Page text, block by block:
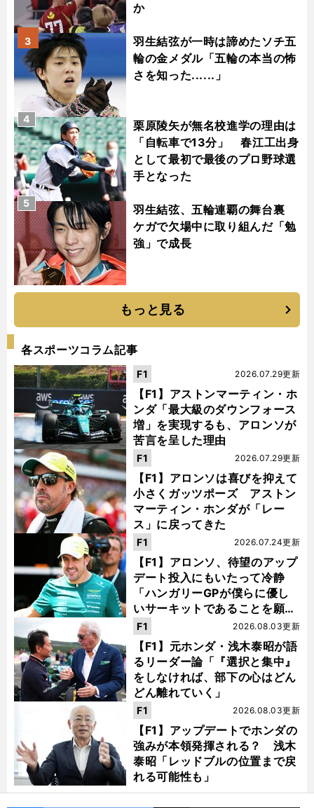
か
羽生結弦が一時は諦めたソチ五
輪の金メダル「五輪の本当の怖
さを知った......」
3
栗原陵矢が無名校進学の理由は
「自転車で13分」 春江工出身
として最初で最後のプロ野球選
手となった
4
羽生結弦、五輪連覇の舞台裏
ケガで欠場中に取り組んだ「勉
強」で成長
5
もっと見る
各スポーツコラム記事
【F1】アストンマーティン・ホ
ンダ「最大級のダウンフォース
増」を実現するも、アロンソが
苦言を呈した理由
2026.07.29更新
F1
【F1】アロンソは喜びを抑えて
小さくガッツポーズ アストン
マーティン・ホンダが「レー
ス」に戻ってきた
2026.07.29更新
F1
【F1】アロンソ、待望のアップ
デート投入にもいたって冷静
「ハンガリーGPが僕らに優し
いサーキットであることを願
う」
2026.07.24更新
F1
【F1】元ホンダ・浅木泰昭が語
るリーダー論「『選択と集中』
をしなければ、部下の心はどん
どん離れていく」
2026.08.03更新
F1
【F1】アップデートでホンダの
強みが本領発揮される？ 浅木
泰昭「レッドブルの位置まで戻
れる可能性も」
2026.08.03更新
F1